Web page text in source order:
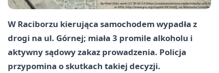
W Raciborzu kierująca samochodem wypadła z
drogi na ul. Górnej; miała 3 promile alkoholu i
aktywny sądowy zakaz prowadzenia. Policja
przypomina o skutkach takiej decyzji.